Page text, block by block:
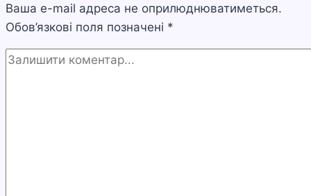
її
позбутися
Ваша e-mail адреса не оприлюднюватиметься.
Обов’язкові поля позначені *